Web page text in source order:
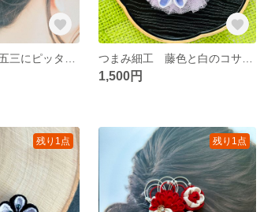
つまみ細工 藤色と白のコサージュ&クリップ
1,500円
残り1点 残り1点